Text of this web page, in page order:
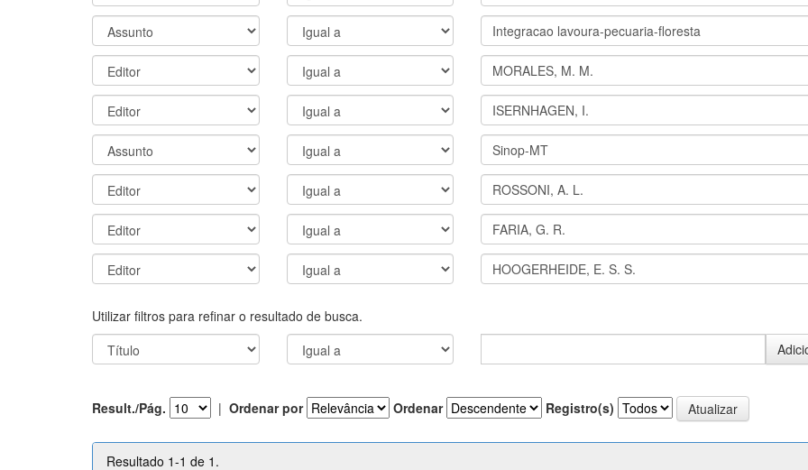
Utilizar filtros para refinar o resultado de busca.
Result./Pág. | Ordenar por Ordenar Registro(s)
Resultado 1-1 de 1.